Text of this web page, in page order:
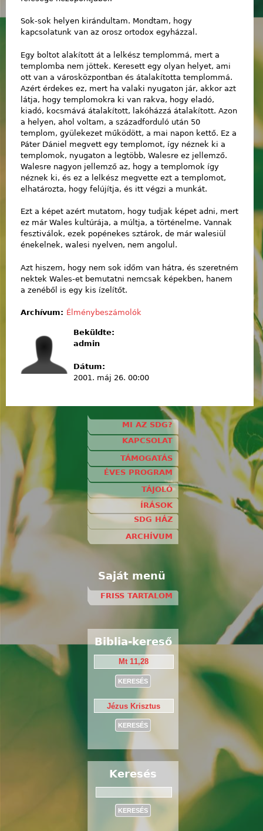
Sok-sok helyen kirándultam. Mondtam, hogy
kapcsolatunk van az orosz ortodox egyházzal.
Egy boltot alakított át a lelkész templommá, mert a
templomba nem jöttek. Keresett egy olyan helyet, ami
ott van a városközpontban és átalakította templommá.
Azért érdekes ez, mert ha valaki nyugaton jár, akkor azt
látja, hogy templomokra ki van rakva, hogy eladó,
kiadó, kocsmává átalakított, lakóházzá átalakított. Azon
a helyen, ahol voltam, a századforduló után 50
templom, gyülekezet működött, a mai napon kettő. Ez a
Páter Dániel megvett egy templomot, így néznek ki a
templomok, nyugaton a legtöbb, Walesre ez jellemző.
Walesre nagyon jellemző az, hogy a templomok így
néznek ki, és ez a lelkész megvette ezt a templomot,
elhatározta, hogy felújítja, és itt végzi a munkát.
Ezt a képet azért mutatom, hogy tudjak képet adni, mert
ez már Wales kultúrája, a múltja, a történelme. Vannak
fesztiválok, ezek popénekes sztárok, de már walesiül
énekelnek, walesi nyelven, nem angolul.
Azt hiszem, hogy nem sok időm van hátra, és szeretném
nektek Wales-et bemutatni nemcsak képekben, hanem
a zenéből is egy kis ízelítőt.
Archívum: Élménybeszámolók
Beküldte:
admin
Dátum:
2001. máj 26. 00:00
MI AZ SDG?
KAPCSOLAT
TÁMOGATÁS
ÉVES PROGRAM
TÁJOLÓ
ÍRÁSOK
SDG HÁZ
ARCHÍVUM
Saját menü
FRISS TARTALOM
Biblia-kereső
Keresés